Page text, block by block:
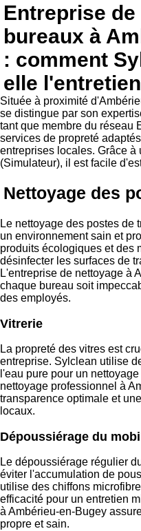
Entreprise
bureaux à
: comment
elle
Située à proximité
se distingue par son
tant que membre du réseau
services de propreté
entreprises locales. Grâce
(Simulateur), il est facile
Nettoyage des
Le nettoyage des postes de
un environnement sain et
produits écologiques et des
désinfecter les surfaces de
L'entreprise de nettoyage à
chaque bureau soit
des employés.
Vitrerie
La propreté des vitres est
entreprise. Sylclean utilise
l'eau pure pour un
nettoyage professionnel à
transparence optimale et
locaux.
Dépoussiérage du
Le dépoussiérage régulier
éviter l'accumulation de
utilise des chiffons
efficacité pour un entretien
à Ambérieu-en-Bugey
propre et sain.